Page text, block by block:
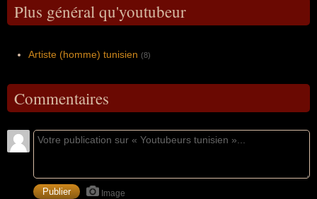
Plus général qu'youtubeur
Artiste (homme) tunisien (8)
Commentaires
Image